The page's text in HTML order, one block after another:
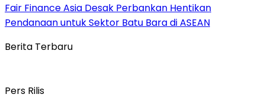
Fair Finance Asia Desak Perbankan Hentikan
Pendanaan untuk Sektor Batu Bara di ASEAN
Berita Terbaru
Pers Rilis